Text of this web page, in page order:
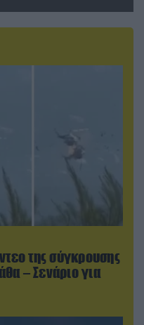
της σύγκρουσης
– Σενάριο για